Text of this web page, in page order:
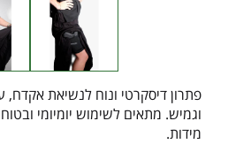
פתרון דיסקרטי ונוח לנשיאת אקדח,
וגמיש. מתאים לשימוש יומיומי
מידות.